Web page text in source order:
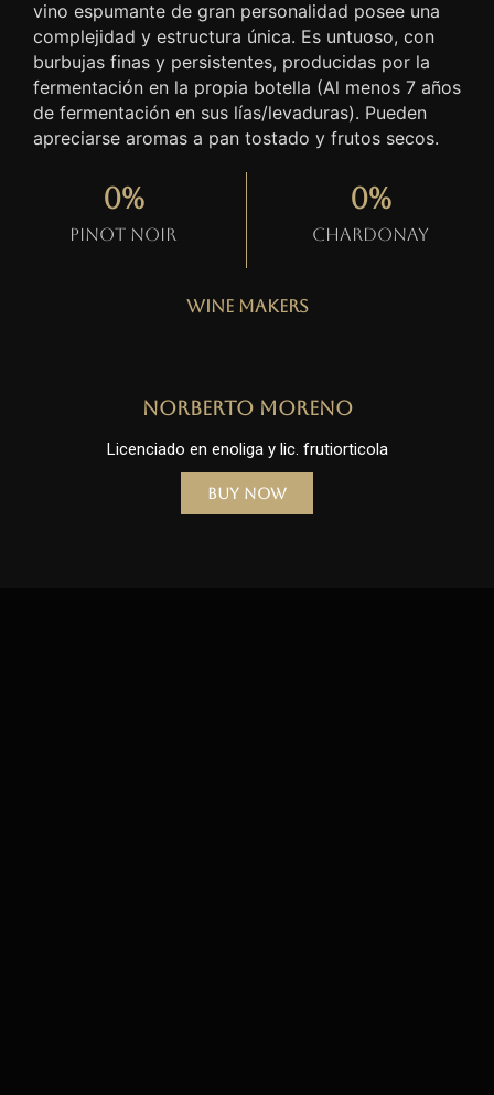
vino espumante de gran personalidad posee una
complejidad y estructura única. Es untuoso, con
burbujas finas y persistentes, producidas por la
fermentación en la propia botella (Al menos 7 años
de fermentación en sus lías/levaduras). Pueden
apreciarse aromas a pan tostado y frutos secos.
Pinot Noir
0%
Chardonay
0%
Wine Makers
Norberto Moreno
Licenciado en enoliga y lic. frutiorticola
Buy Now